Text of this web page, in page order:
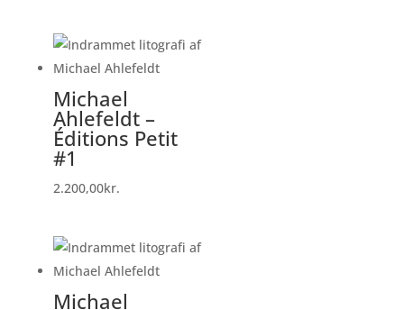
Michael
Ahlefeldt –
Éditions Petit
#1
2.200,00kr.
Michael